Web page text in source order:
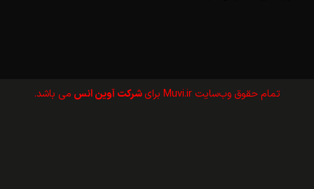
تمام حقوق وب‌سايت Muvi.ir برای شرکت آوین انس می باشد.